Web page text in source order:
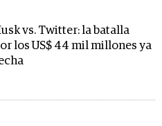
vs. Twitter: la batalla
los US$ 44 mil millones ya